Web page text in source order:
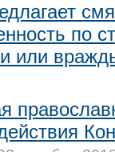
по
или